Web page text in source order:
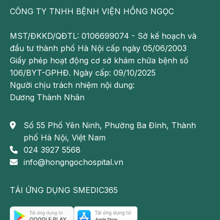
Cường giáplà hội chứng tiêu biểu của bệnh Basedow
- căn bệnh hay gặp nhất của các bệnh nhân bị bướu
cường chức năng tuyến giáp. Người bị hội chứng này
sẽ có các biểu hiện như mạch nhanh, mắt lồi, run
chân tay, ăn nhiều uống nhiều nhưng người gầy gò
và sụt cân, hồi hộp đánh trống ngực,...
CÔNG TY TNHH BỆNH VIỆN HỒNG NGỌC
MST/ĐKKD/QĐTL: 0106699074 - Sở kế hoạch và
đầu tư thành phố Hà Nội cấp ngày 05/06/2003
Giấy phép hoạt động cơ sở khám chữa bệnh số
106/BYT-GPHĐ. Ngày cấp: 09/10/2025
Người chịu trách nhiệm nội dung:
Dương Thành Nhân
Số 55 Phố Yên Ninh, Phường Ba Đình, Thành
phố Hà Nội, Việt Nam
024 3927 5568
info@hongngochospital.vn
TẢI ỨNG DỤNG SMEDIC365